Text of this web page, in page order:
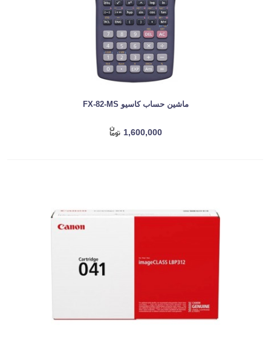
ماشین حساب کاسیو FX-82-MS
1,600,000